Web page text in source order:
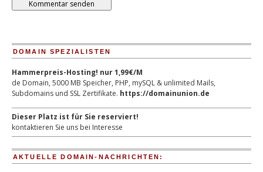
DOMAIN SPEZIALISTEN
Hammerpreis-Hosting! nur 1,99€/M
de Domain, 5000 MB Speicher, PHP, mySQL & unlimited Mails,
Subdomains und SSL Zertifikate. https://domainunion.de
Dieser Platz ist für Sie reserviert!
kontaktieren Sie uns bei Interesse
AKTUELLE DOMAIN-NACHRICHTEN: